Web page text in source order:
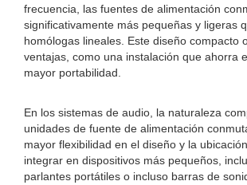
frecuencia, las fuentes de alimentación
significativamente más pequeñas y ligeras
homólogas lineales. Este diseño compacto
ventajas, como una instalación que ahorra
mayor portabilidad.
En los sistemas de audio, la naturaleza
unidades de fuente de alimentación
mayor flexibilidad en el diseño y la
integrar en dispositivos más pequeños,
parlantes portátiles o incluso barras de